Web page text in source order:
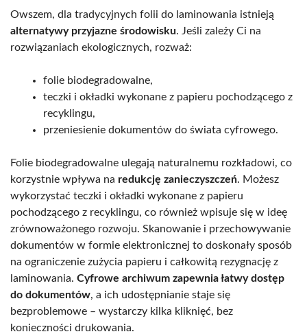
Owszem, dla tradycyjnych folii do laminowania istnieją
alternatywy przyjazne środowisku. Jeśli zależy Ci na
rozwiązaniach ekologicznych, rozważ:
folie biodegradowalne,
teczki i okładki wykonane z papieru pochodzącego z
recyklingu,
przeniesienie dokumentów do świata cyfrowego.
Folie biodegradowalne ulegają naturalnemu rozkładowi, co
korzystnie wpływa na redukcję zanieczyszczeń. Możesz
wykorzystać teczki i okładki wykonane z papieru
pochodzącego z recyklingu, co również wpisuje się w ideę
zrównoważonego rozwoju. Skanowanie i przechowywanie
dokumentów w formie elektronicznej to doskonały sposób
na ograniczenie zużycia papieru i całkowitą rezygnację z
laminowania. Cyfrowe archiwum zapewnia łatwy dostęp
do dokumentów, a ich udostępnianie staje się
bezproblemowe – wystarczy kilka kliknięć, bez
konieczności drukowania.